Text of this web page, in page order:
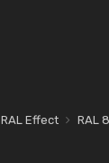
RAL Effect
RAL